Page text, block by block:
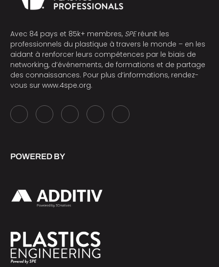
Avec 84 pays et 85k+ membres, SPEréunit les
professionnels du plastique à travers le monde – en les
aidant à renforcer leurs compétences par le biais de
networking, d’événements, de formations et de partage
des connaissances. Pour plus d’informations, rendez-
vous sur www.4spe.org.
POWERED BY